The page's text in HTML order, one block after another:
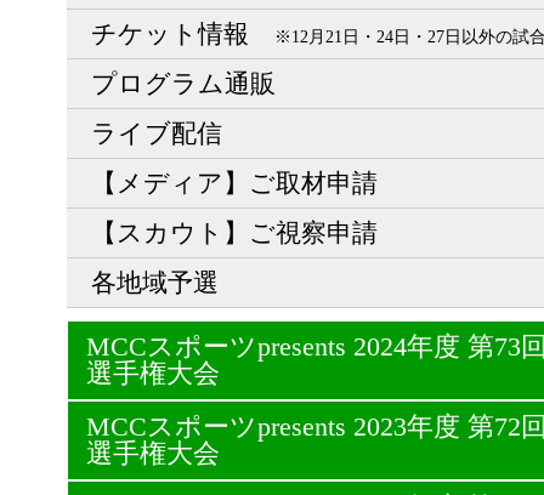
チケット情報
※12月21日・24日・27日以外の試
プログラム通販
ライブ配信
【メディア】ご取材申請
【スカウト】ご視察申請
各地域予選
MCCスポーツpresents 2024年度 第73
選手権大会
MCCスポーツpresents 2023年度 第72
選手権大会